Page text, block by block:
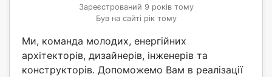
Зареєстрований 9 років тому
Був на сайті рік тому
Ми, команда молодих, енергійних
архітекторів, дизайнерів, інженерів та
конструкторів. Допоможемо Вам в реалізації